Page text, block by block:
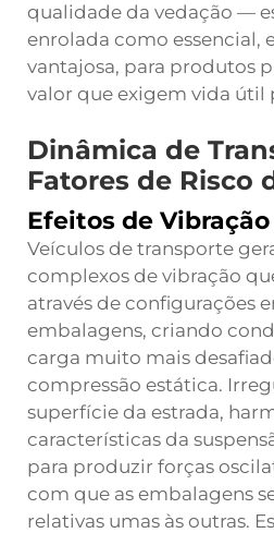
qualidade da vedação —
enrolada como essencial,
vantajosa, para produtos
valor que exigem vida útil
Dinâmica de
Fatores de Risco
Efeitos de
Veículos de transporte
complexos de vibração
através de configurações
embalagens, criando
carga muito mais
compressão estática.
superfície da estrada,
características da
para produzir forças
com que as embalagens
relativas umas às outras.